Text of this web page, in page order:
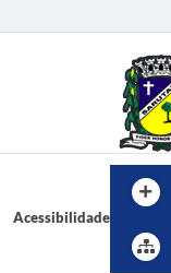
Acessibilidade